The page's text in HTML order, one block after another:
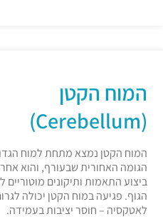
המוח הקטן
(Cerebellum)
המוח הקטן נמצא מתחת למוח
הגומה האחורית שבעורף, והוא
ביצוע התאמות ותיקונים מוטוריים
הגוף. פגיעה במוח הקטן יכולה
לאטקסיה – חוסר יציבות בעמידה.